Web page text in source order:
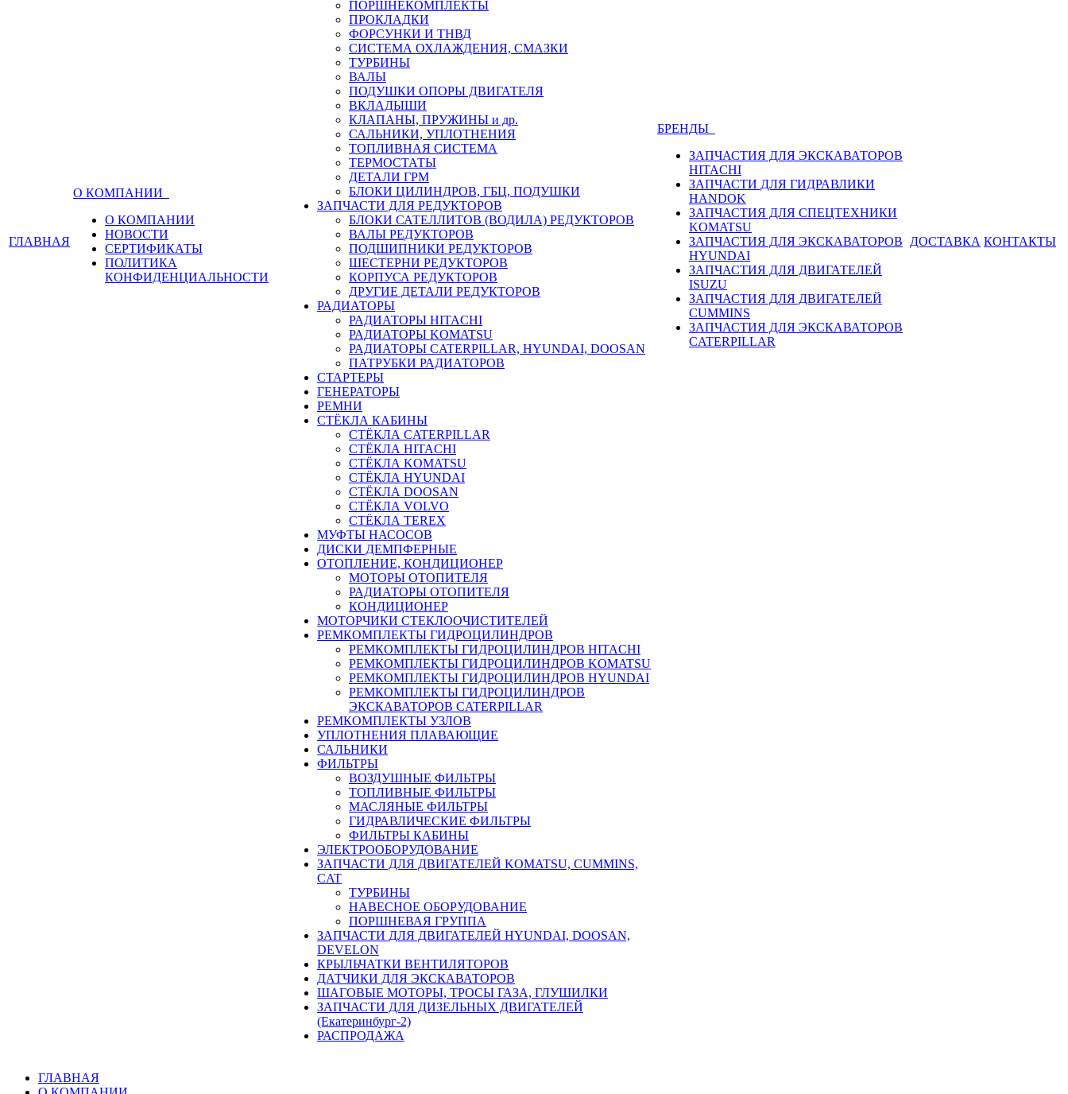
ГЛАВНАЯ
О КОМПАНИИ
О КОМПАНИИ
НОВОСТИ
СЕРТИФИКАТЫ
ПОЛИТИКА
КОНФИДЕНЦИАЛЬНОСТИ
ПОРШНЕКОМПЛЕКТЫ
ПРОКЛАДКИ
ФОРСУНКИ И ТНВД
СИСТЕМА ОХЛАЖДЕНИЯ, СМАЗКИ
ТУРБИНЫ
ВАЛЫ
ПОДУШКИ ОПОРЫ ДВИГАТЕЛЯ
ВКЛАДЫШИ
КЛАПАНЫ, ПРУЖИНЫ и др.
САЛЬНИКИ, УПЛОТНЕНИЯ
ТОПЛИВНАЯ СИСТЕМА
ТЕРМОСТАТЫ
ДЕТАЛИ ГРМ
БЛОКИ ЦИЛИНДРОВ, ГБЦ, ПОДУШКИ
ЗАПЧАСТИ ДЛЯ РЕДУКТОРОВ
БЛОКИ САТЕЛЛИТОВ (ВОДИЛА) РЕДУКТОРОВ
ВАЛЫ РЕДУКТОРОВ
ПОДШИПНИКИ РЕДУКТОРОВ
ШЕСТЕРНИ РЕДУКТОРОВ
КОРПУСА РЕДУКТОРОВ
ДРУГИЕ ДЕТАЛИ РЕДУКТОРОВ
РАДИАТОРЫ
РАДИАТОРЫ HITACHI
РАДИАТОРЫ KOMATSU
РАДИАТОРЫ CATERPILLAR, HYUNDAI, DOOSAN
ПАТРУБКИ РАДИАТОРОВ
СТАРТЕРЫ
ГЕНЕРАТОРЫ
РЕМНИ
СТЁКЛА КАБИНЫ
СТЁКЛА CATERPILLAR
СТЁКЛА HITACHI
СТЁКЛА KOMATSU
СТЁКЛА HYUNDAI
СТЁКЛА DOOSAN
СТЁКЛА VOLVO
СТЁКЛА TEREX
МУФТЫ НАСОСОВ
ДИСКИ ДЕМПФЕРНЫЕ
ОТОПЛЕНИЕ, КОНДИЦИОНЕР
МОТОРЫ ОТОПИТЕЛЯ
РАДИАТОРЫ ОТОПИТЕЛЯ
КОНДИЦИОНЕР
МОТОРЧИКИ СТЕКЛООЧИСТИТЕЛЕЙ
РЕМКОМПЛЕКТЫ ГИДРОЦИЛИНДРОВ
РЕМКОМПЛЕКТЫ ГИДРОЦИЛИНДРОВ HITACHI
РЕМКОМПЛЕКТЫ ГИДРОЦИЛИНДРОВ KOMATSU
РЕМКОМПЛЕКТЫ ГИДРОЦИЛИНДРОВ HYUNDAI
РЕМКОМПЛЕКТЫ ГИДРОЦИЛИНДРОВ
ЭКСКАВАТОРОВ CATERPILLAR
РЕМКОМПЛЕКТЫ УЗЛОВ
УПЛОТНЕНИЯ ПЛАВАЮЩИЕ
САЛЬНИКИ
ФИЛЬТРЫ
ВОЗДУШНЫЕ ФИЛЬТРЫ
ТОПЛИВНЫЕ ФИЛЬТРЫ
МАСЛЯНЫЕ ФИЛЬТРЫ
ГИДРАВЛИЧЕСКИЕ ФИЛЬТРЫ
ФИЛЬТРЫ КАБИНЫ
ЭЛЕКТРООБОРУДОВАНИЕ
ЗАПЧАСТИ ДЛЯ ДВИГАТЕЛЕЙ KOMATSU, CUMMINS,
CAT
ТУРБИНЫ
НАВЕСНОЕ ОБОРУДОВАНИЕ
ПОРШНЕВАЯ ГРУППА
ЗАПЧАСТИ ДЛЯ ДВИГАТЕЛЕЙ HYUNDAI, DOOSAN,
DEVELON
КРЫЛЬЧАТКИ ВЕНТИЛЯТОРОВ
ДАТЧИКИ ДЛЯ ЭКСКАВАТОРОВ
ШАГОВЫЕ МОТОРЫ, ТРОСЫ ГАЗА, ГЛУШИЛКИ
ЗАПЧАСТИ ДЛЯ ДИЗЕЛЬНЫХ ДВИГАТЕЛЕЙ
(Екатеринбург-2)
РАСПРОДАЖА
БРЕНДЫ
ЗАПЧАСТИЯ ДЛЯ ЭКСКАВАТОРОВ
HITACHI
ЗАПЧАСТИ ДЛЯ ГИДРАВЛИКИ
HANDOK
ЗАПЧАСТИЯ ДЛЯ СПЕЦТЕХНИКИ
KOMATSU
ЗАПЧАСТИЯ ДЛЯ ЭКСКАВАТОРОВ
HYUNDAI
ЗАПЧАСТИЯ ДЛЯ ДВИГАТЕЛЕЙ
ISUZU
ЗАПЧАСТИЯ ДЛЯ ДВИГАТЕЛЕЙ
CUMMINS
ЗАПЧАСТИЯ ДЛЯ ЭКСКАВАТОРОВ
CATERPILLAR
ДОСТАВКА КОНТАКТЫ
ГЛАВНАЯ